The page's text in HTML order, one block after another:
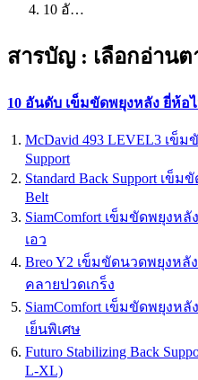
10 อั…
สารบัญ : เลือกอ่าน
10 อันดับ เข็มขัดพยุงหลัง ยี่ห้อ
McDavid 493 LEVEL3 เข็
Support
Standard Back Support เข็
Belt
SiamComfort เข็มขัดพยุงหลัง
เอว
Breo Y2 เข็มขัดนวดพยุงหลั
คลายปวดเกร็ง
SiamComfort เข็มขัดพยุงหลั
เย็นพิเศษ
Futuro Stabilizing Back
L-XL)